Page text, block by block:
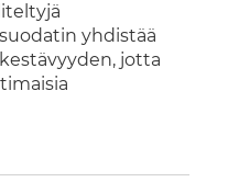
yhdistää
jotta